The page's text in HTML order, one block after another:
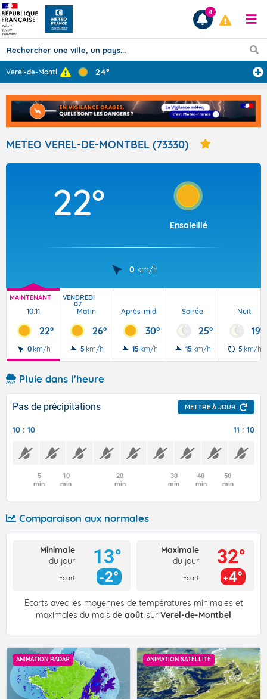
Prévisions
TOUS LES RÉSULTATS
Articles
4
Verel-de-Montbe... 24°
METEO VEREL-DE-MONTBEL (73330)
22°
Ensoleillé
0 km/h
MAINTENANT
10:11
22°
0 km/h
VENDREDI
07
Matin
26°
5 km/h
Après-midi
30°
15 km/h
Soirée
25°
15 km/h
Nuit
19°
5 km/h
Pluie dans l'heure
Pas de précipitations METTRE À JOUR
10 : 10 11 : 10
5
min
10
min
20
min
30
min
40
min
50
min
Comparaison aux normales
Minimale
du jour
Ecart
13°
2°
Maximale
du jour
Ecart
32°
4°
Écarts avec les moyennes de températures minimales et
maximales du mois de août sur Verel-de-Montbel
ANIMATION RADAR ANIMATION SATELLITE